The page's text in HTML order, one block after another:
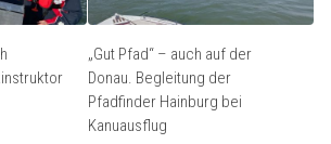
„Gut Pfad“ – auch auf der
Donau. Begleitung der
Pfadfinder Hainburg bei
Kanuausflug